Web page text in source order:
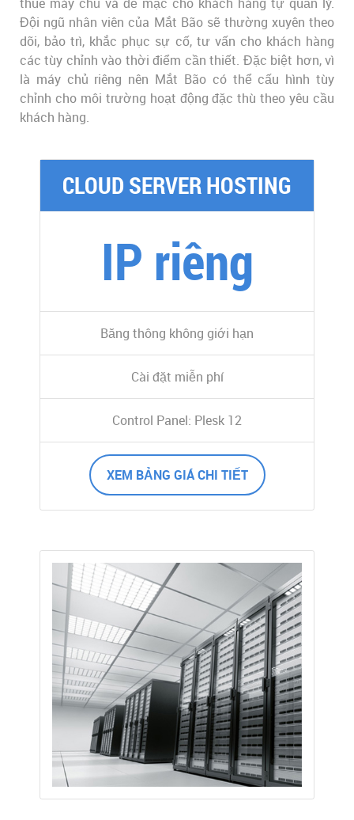
Đội ngũ nhân viên của Mắt Bão sẽ thường xuyên theo
dõi, bảo trì, khắc phục sự cố, tư vấn cho khách hàng
các tùy chỉnh vào thời điểm cần thiết. Đặc biệt hơn, vì
là máy chủ riêng nên Mắt Bão có thể cấu hình tùy
chỉnh cho môi trường hoạt động đặc thù theo yêu cầu
khách hàng.
CLOUD SERVER HOSTING
IP riêng
Băng thông không giới hạn
Cài đặt miễn phí
Control Panel: Plesk 12
XEM BẢNG GIÁ CHI TIẾT